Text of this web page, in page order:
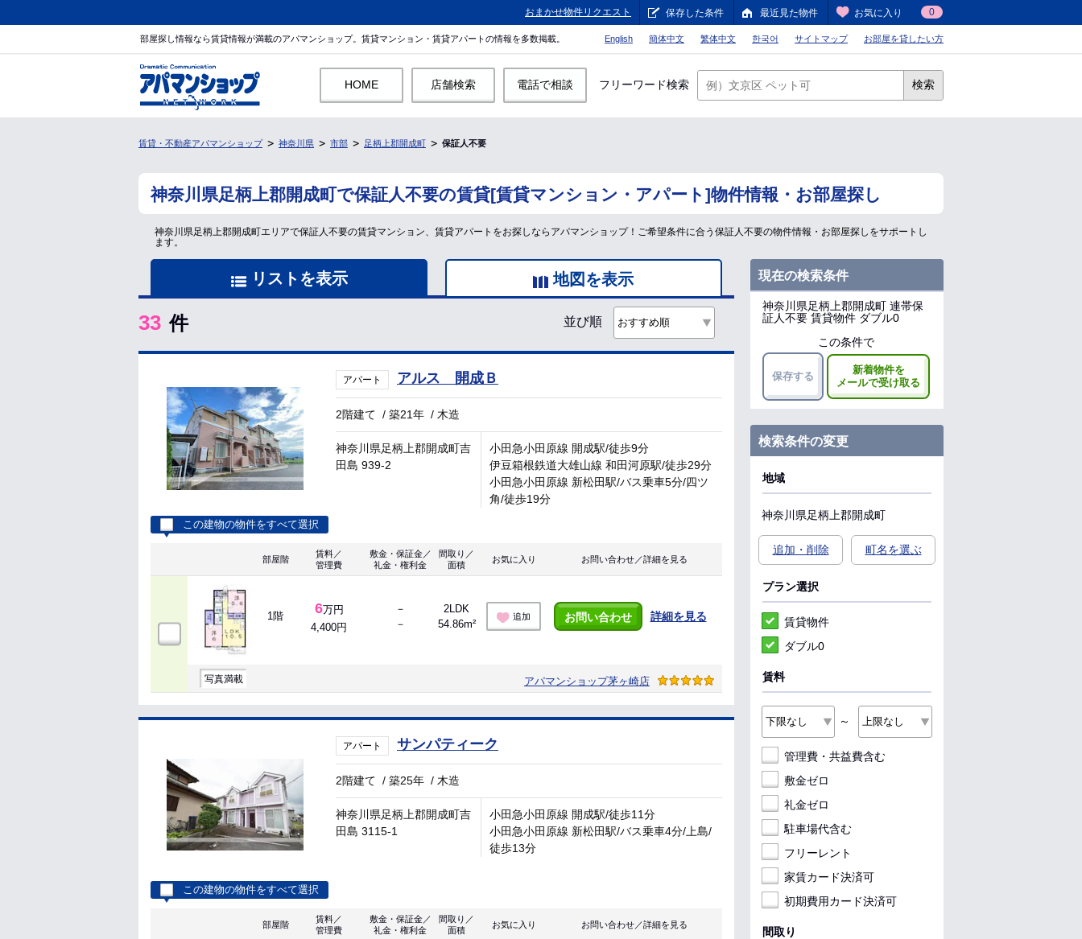
おまかせ物件リクエスト 保存した条件 最近見た物件 お気に入り 0
部屋探し情報なら賃貸情報が満載のアパマンショップ。賃貸マンション・賃貸アパートの情報を多数掲載。 English 簡体中文 繁体中文 한국어 サイトマップ お部屋を貸したい方
HOME 店舗検索 電話で相談 フリーワード検索 検索
賃貸・不動産アパマンショップ 神奈川県 市部 足柄上郡開成町 保証人不要
神奈川県足柄上郡開成町で保証人不要の賃貸[賃貸マンション・アパート]物件情報・お部屋探し
神奈川県足柄上郡開成町エリアで保証人不要の賃貸マンション、賃貸アパートをお探しならアパマンショップ！ご希望条件に合う保証人不要の物件情報・お部屋探しをサポートし
ます。
リストを表示 地図を表示
33 件 並び順
アパート アルス 開成Ｂ
2階建て /築21年 / 木造
神奈川県足柄上郡開成町吉
田島 939-2
小田急小田原線 開成駅/徒歩9分
伊豆箱根鉄道大雄山線 和田河原駅/徒歩29分
小田急小田原線 新松田駅/バス乗車5分/四ツ
角/徒歩19分
この建物の物件をすべて選択
部屋階
賃料／
管理費
敷金・保証金／
礼金・権利金
間取り／
面積
お気に入り お問い合わせ／詳細を見る
1階 6万円
4,400円
－
－
2LDK
54.86m²
追加 お問い合わせ 詳細を見る
写真満載 アパマンショップ茅ヶ崎店
アパート サンパティーク
2階建て /築25年 / 木造
神奈川県足柄上郡開成町吉
田島 3115-1
小田急小田原線 開成駅/徒歩11分
小田急小田原線 新松田駅/バス乗車4分/上島/
徒歩13分
この建物の物件をすべて選択
部屋階
賃料／
管理費
敷金・保証金／
礼金・権利金
間取り／
面積
お気に入り お問い合わせ／詳細を見る
現在の検索条件
神奈川県足柄上郡開成町 連帯保
証人不要 賃貸物件 ダブル0
この条件で
保存する
新着物件を
メールで受け取る
検索条件の変更
地域
神奈川県足柄上郡開成町
追加・削除 町名を選ぶ
プラン選択
賃貸物件
ダブル0
賃料
～
管理費・共益費含む
敷金ゼロ
礼金ゼロ
駐車場代含む
フリーレント
家賃カード決済可
初期費用カード決済可
間取り